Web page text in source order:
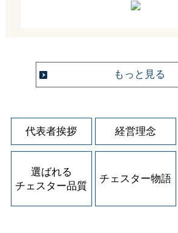
もっと見る
代表者挨拶 経営理念
選ばれる
チェスター品質
チェスター物語